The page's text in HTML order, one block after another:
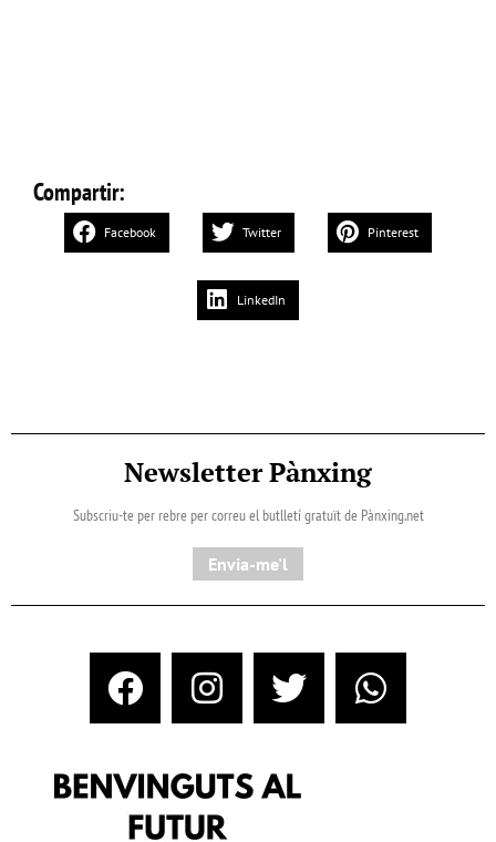
Compartir:
Facebook Twitter Pinterest
LinkedIn
Newsletter Pànxing
Subscriu-te per rebre per correu el butlletí gratuït de Pànxing.net​
Envia-me'l